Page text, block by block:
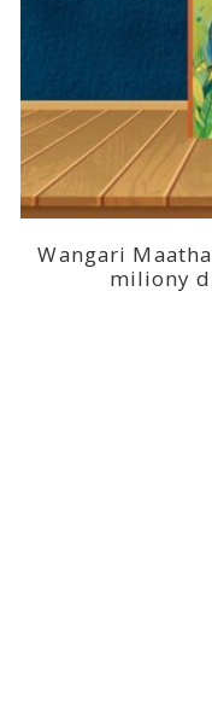
Wangari
miliony